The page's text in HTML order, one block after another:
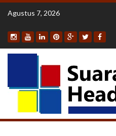
Skip
Agustus 7, 2026